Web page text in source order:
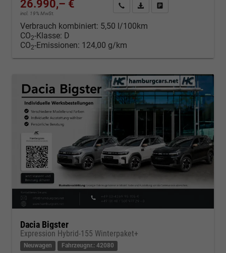
26.990,– €
incl. 19% MwSt.
Kontakt & Angebot anfordern
PDF-Datei, Fahrzeugexposé
Verbrauch kombiniert: 5,50 l/100km
CO2-Klasse: D
CO2-Emissionen: 124,00 g/km
Dacia Bigster
Expression Hybrid-155 Winterpaket+
Neuwagen Fahrzeugnr.: 42080